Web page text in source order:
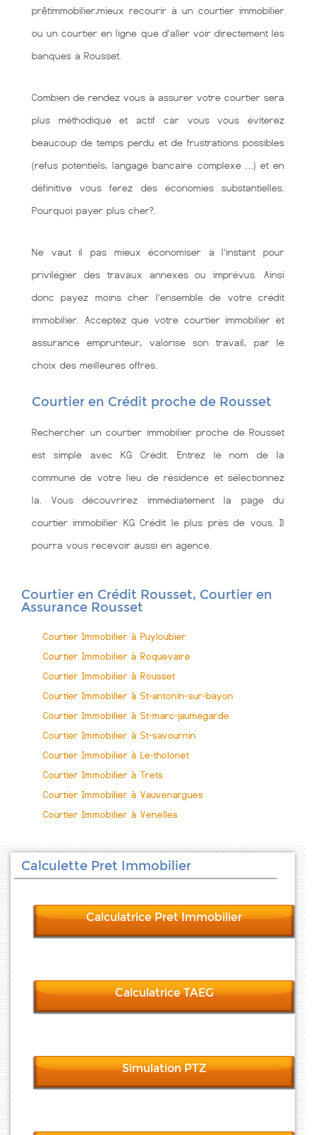
prêtimmobilier,mieux recourir à un courtier immobilier
ou un courtier en ligne que d'aller voir directement les
banques à Rousset.
Combien de rendez vous à assurer votre courtier sera
plus méthodique et actif car vous vous éviterez
beaucoup de temps perdu et de frustrations possibles
(refus potentiels, langage bancaire complexe …) et en
définitive vous ferez des économies substantielles.
Pourquoi payer plus cher?.
Ne vaut il pas mieux économiser à l'instant pour
privilégier des travaux annexes ou imprévus. Ainsi
donc payez moins cher l’ensemble de votre crédit
immobilier. Acceptez que votre courtier immobilier et
assurance emprunteur, valorise son travail, par le
choix des meilleures offres.
Courtier en Crédit proche de Rousset
Rechercher un courtier immobilier proche de Rousset
est simple avec KG Crédit. Entrez le nom de la
commune de votre lieu de résidence et sélectionnez
la. Vous découvrirez immédiatement la page du
courtier immobilier KG Crédit le plus près de vous. Il
pourra vous recevoir aussi en agence.
Courtier en Crédit Rousset, Courtier en
Assurance Rousset
Courtier Immobilier à Puyloubier
Courtier Immobilier à Roquevaire
Courtier Immobilier à Rousset
Courtier Immobilier à St-antonin-sur-bayon
Courtier Immobilier à St-marc-jaumegarde
Courtier Immobilier à St-savournin
Courtier Immobilier à Le-tholonet
Courtier Immobilier à Trets
Courtier Immobilier à Vauvenargues
Courtier Immobilier à Venelles
Calculette Pret Immobilier
Calculatrice Pret Immobilier
Calculatrice TAEG
Simulation PTZ